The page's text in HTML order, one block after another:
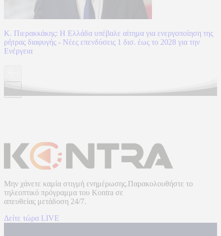
Κ. Πιερακκάκης: Η Ελλάδα υπέβαλε αίτημα για ενεργοποίηση της
ρήτρας διαφυγής - Νέες επενδύσεις 1 δισ. έως το 2028 για την
Ενέργεια
Μην χάνετε καμία στιγμή ενημέρωσης.Παρακολουθήστε το
τηλεοπτικό πρόγραμμα του Kontra σε
απευθείας μετάδοση 24/7.
Δείτε τώρα LIVE